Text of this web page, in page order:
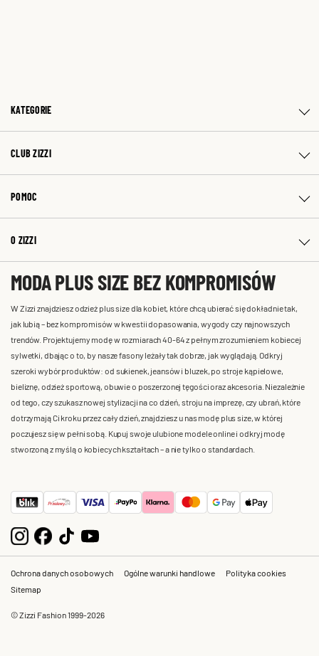
KATEGORIE
CLUB ZIZZI
POMOC
O ZIZZI
MODA PLUS SIZE BEZ KOMPROMISÓW
W Zizzi znajdziesz odzież plus size dla kobiet, które chcą ubierać się dokładnie tak,
jak lubią – bez kompromisów w kwestii dopasowania, wygody czy najnowszych
trendów. Projektujemy modę w rozmiarach 40-64 z pełnym zrozumieniem kobiecej
sylwetki, dbając o to, by nasze fasony leżały tak dobrze, jak wyglądają. Odkryj
szeroki wybór produktów: od sukienek, jeansów i bluzek, po stroje kąpielowe,
bieliznę, odzież sportową, obuwie o poszerzonej tęgości oraz akcesoria. Niezależnie
od tego, czy szukasz nowej stylizacji na co dzień, stroju na imprezę, czy ubrań, które
dotrzymają Ci kroku przez cały dzień, znajdziesz u nas modę plus size, w której
poczujesz się w pełni sobą. Kupuj swoje ulubione modele online i odkryj modę
stworzoną z myślą o kobiecych kształtach – a nie tylko o standardach.
Ochrona danych osobowych Ogólne warunki handlowe
Polityka cookies
Sitemap
© Zizzi Fashion 1999-2026